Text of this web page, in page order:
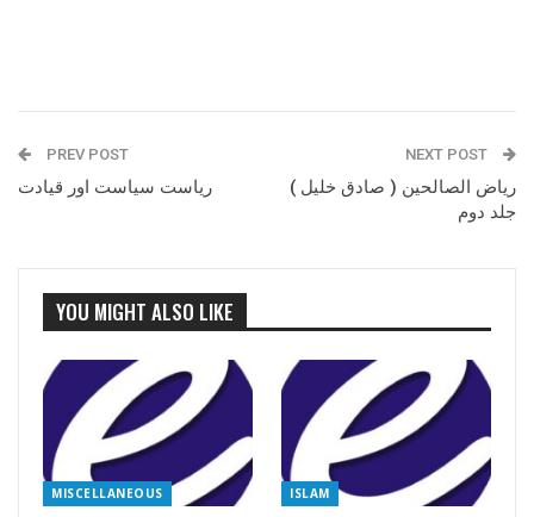
PREV POST
ریاست سیاست اور قیادت
NEXT POST
ریاض الصالحین ( صادق خلیل )
جلد دوم
YOU MIGHT ALSO LIKE
MISCELLANEOUS ISLAM